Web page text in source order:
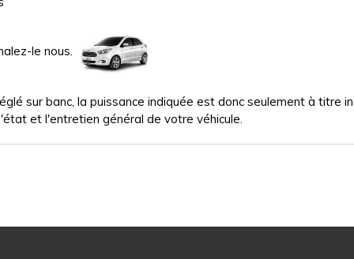
le nous.
sur banc, la puissance indiquée est donc seulement à titre
et l'entretien général de votre véhicule.